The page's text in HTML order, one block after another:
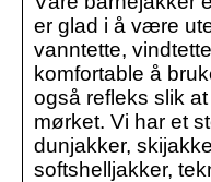
er glad i å være
vanntette,
komfortable å
også refleks slik
mørket. Vi har et
dunjakker,
softshelljakker,